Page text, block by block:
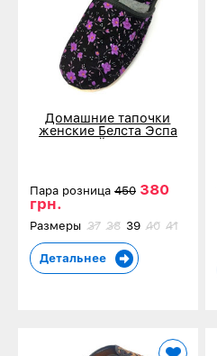
Домашние тапочки
женские Белста Эспа
фиолетовый цветок 3010
Пара розница 450 380
грн.
Размеры 37 38 39 40 41
Детальнее